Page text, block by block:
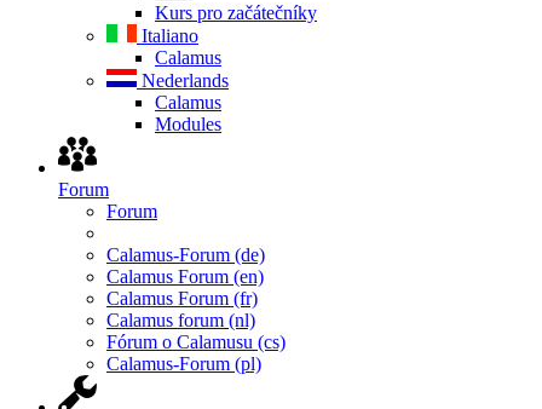
Kurs pro začátečníky
Italiano
Calamus
Nederlands
Calamus
Modules
Forum
Forum
Calamus-Forum (de)
Calamus Forum (en)
Calamus Forum (fr)
Calamus forum (nl)
Fórum o Calamusu (cs)
Calamus-Forum (pl)